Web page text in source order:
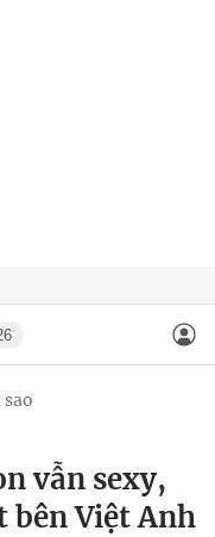
vẫn sexy,
bên Việt Anh